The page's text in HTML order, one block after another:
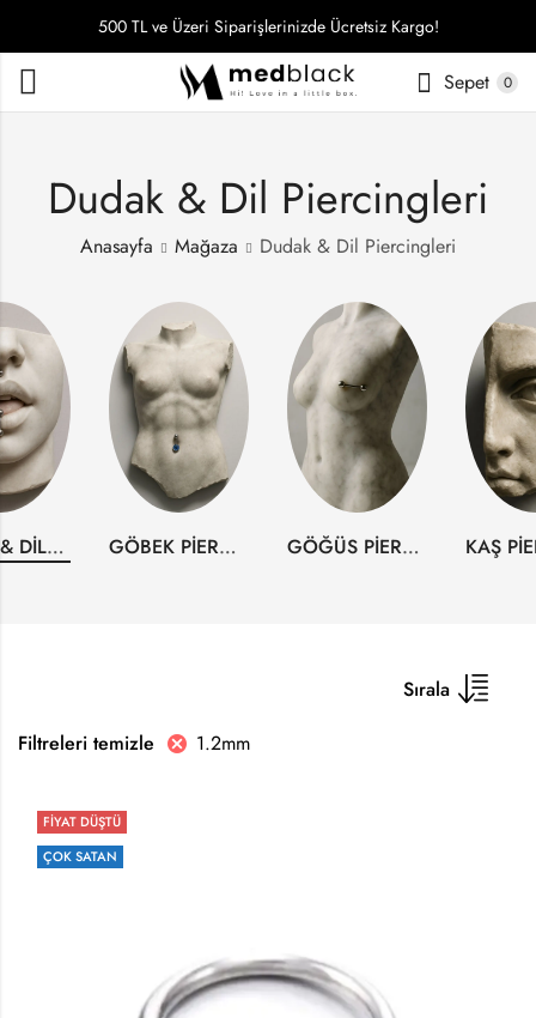
500 TL ve Üzeri Siparişlerinizde Ücretsiz Kargo!
Sepet 0
Dudak & Dil Piercingleri
Anasayfa Mağaza Dudak & Dil Piercingleri
DUDAK & DIL PIERCINGLERI GÖBEK PIERCINGLERI GÖĞÜS PIERCINGLERI
Sırala
Filtreleri temizle
1.2mm
FİYAT DÜŞTÜ
ÇOK SATAN